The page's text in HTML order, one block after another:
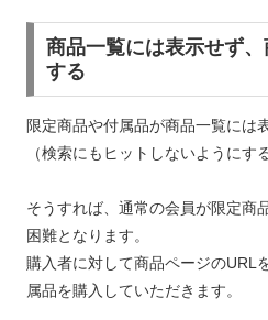
商品一覧には表示せず
する
限定商品や付属品が商品一覧には
（検索にもヒットしないようにす
そうすれば、通常の会員が限定商
困難となります。
購入者に対して商品ページのURL
属品を購入していただきます。